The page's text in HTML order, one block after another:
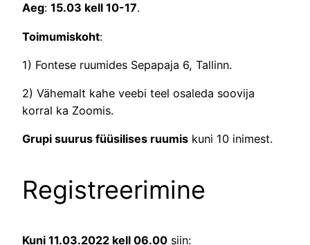
Aeg: 15.03 kell 10-17.
Toimumiskoht:
1) Fontese ruumides Sepapaja 6, Tallinn.
2) Vähemalt kahe veebi teel osaleda soovija
korral ka Zoomis.
Grupi suurus füüsilises ruumis kuni 10 inimest.
Registreerimine
Kuni 11.03.2022 kell 06.00 siin: